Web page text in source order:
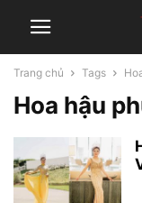
Trang chủ Tags
Hoa hậu